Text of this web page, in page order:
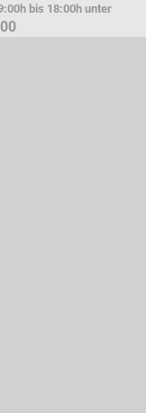
bis 18:00h unter